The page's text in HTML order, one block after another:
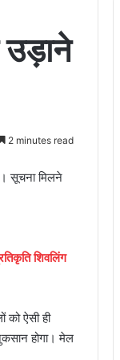
2 minutes read
सूचना मिलने
शिवलिंग
ऐसी ही
होगा। मेल